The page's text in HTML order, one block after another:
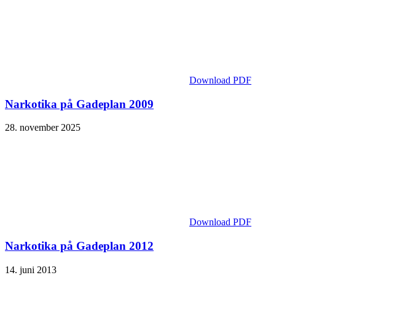
Download PDF
Narkotika på Gadeplan 2009
28. november 2025
Download PDF
Narkotika på Gadeplan 2012
14. juni 2013